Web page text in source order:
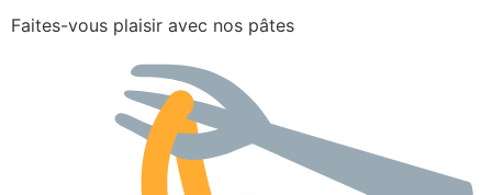
Faites-vous plaisir avec nos pâtes